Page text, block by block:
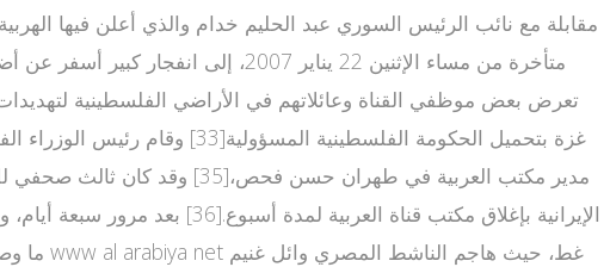
متأخرة من مساء الإثنين 22 يناير